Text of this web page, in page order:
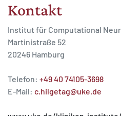
Kontakt
Institut für Computational
Martinistraße 52
20246 Hamburg
Telefon: +49 40 74105-3698
E-Mail: c.hilgetag@uke.de